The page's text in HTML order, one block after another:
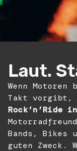
Laut.
Wenn Motoren
Takt vorgibt,
Rock’n’Ride
Bands, Bikes
guten Zweck.